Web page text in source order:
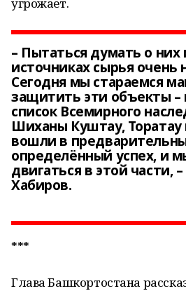
– Пытаться думать о них
источниках сырья очень
Сегодня мы стараемся
защитить эти объекты –
список Всемирного
Шиханы Куштау,
вошли в
определённый успех, и
двигаться в этой части,
Хабиров.
***
Глава Башкортостана